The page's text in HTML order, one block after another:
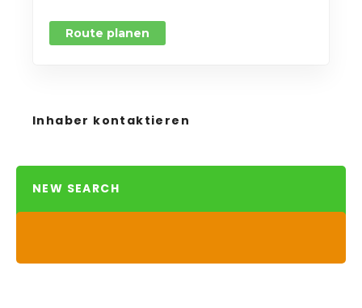
Route planen
Inhaber kontaktieren
NEW SEARCH